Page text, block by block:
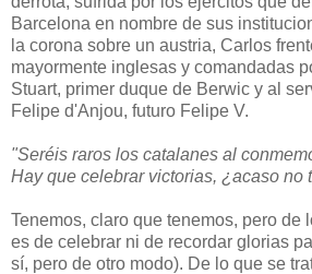
Barcelona en nombre de sus
la corona sobre un austria, Carlos
mayormente inglesas y comandadas
Stuart, primer duque de Berwic y al
Felipe d'Anjou, futuro Felipe V.
"Seréis raros los catalanes al
Hay que celebrar victorias, ¿acaso no
Tenemos, claro que tenemos, pero de
es de celebrar ni de recordar glorias
sí, pero de otro modo). De lo que se